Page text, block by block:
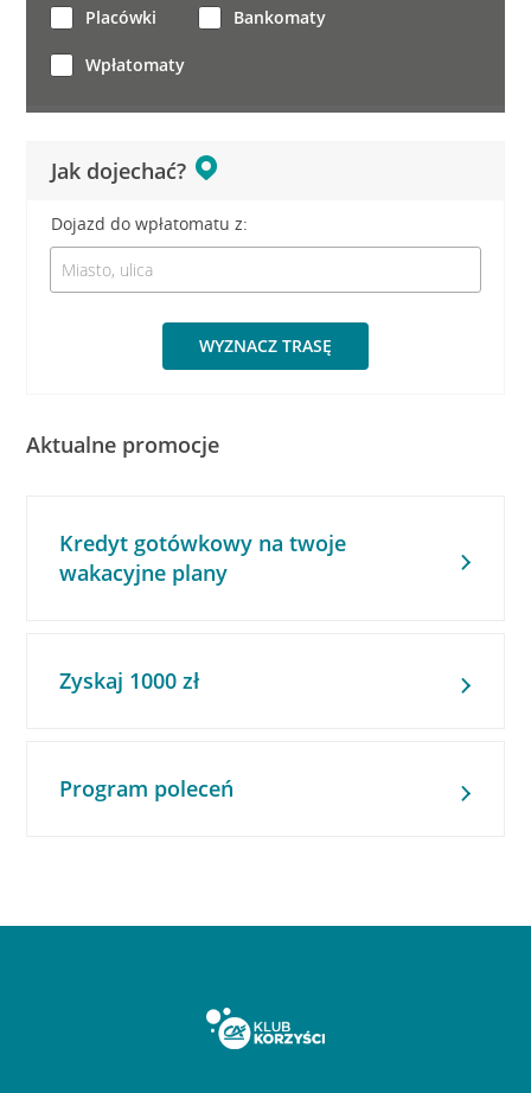
Jak dojechać?
Dojazd do wpłatomatu z:
WYZNACZ TRASĘ
Placówki Bankomaty
Wpłatomaty
Aktualne promocje
Kredyt gotówkowy na twoje
wakacyjne plany
Zyskaj 1000 zł
Program poleceń